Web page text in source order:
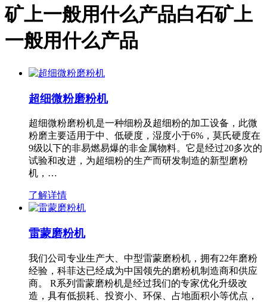
矿上一般用什么产品白石矿上
一般用什么产品
超细微粉磨粉机
超细微粉磨粉机是一种细粉及超细粉的加工设备，此微
粉磨主要适用于中、低硬度，湿度小于6%，莫氏硬度在
9级以下的非易燃易爆的非金属物料。它是经过20多次的
试验和改进，为超细粉的生产而研发制造的新型磨粉
机，…
了解详情
雷蒙磨粉机
我们公司专业生产大、中型雷蒙磨粉机，拥有22年磨粉
经验，科菲达已经成为中国领先的磨粉机制造商和供应
商。 R系列雷蒙磨粉机是经过我们的专家优化升级改
造，具有低损耗、投资小、环保、占地面积小等优点，